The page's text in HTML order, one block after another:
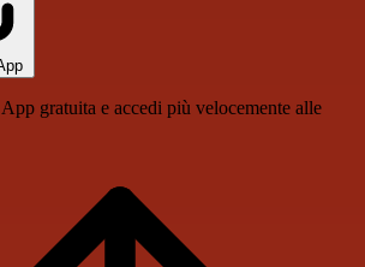
gratuita e accedi più velocemente alle